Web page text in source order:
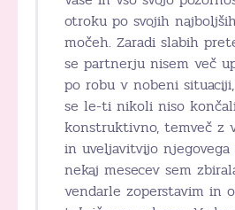
otroku po svojih
močeh. Zaradi slabih
se partnerju nisem več
po robu v nobeni
se le-ti nikoli niso
konstruktivno, temveč z
in uveljavitvijo njegovega
nekaj mesecev sem
vendarle zoperstavim in